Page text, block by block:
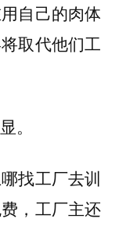
自己的肉体
取代他们工
。
找工厂去训
，工厂主还